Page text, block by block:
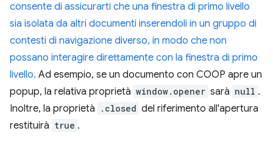
consente di assicurarti che una finestra di primo livello
sia isolata da altri documenti inserendoli in un gruppo di
contesti di navigazione diverso, in modo che non
possano interagire direttamente con la finestra di primo
livello. Ad esempio, se un documento con COOP apre un
popup, la relativa proprietà window.opener sarà null .
Inoltre, la proprietà
.closed del riferimento all'apertura
restituirà true .